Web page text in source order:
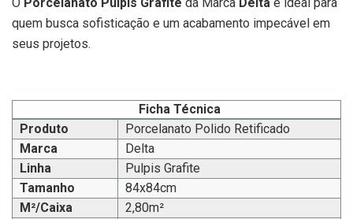
quem busca sofisticação e um acabamento impecável em
seus projetos.
Ficha Técnica
Produto
Porcelanato Polido Retificado
Marca
Delta
Linha
Pulpis Grafite
Tamanho
84x84cm
M²/Caixa
2,80m²